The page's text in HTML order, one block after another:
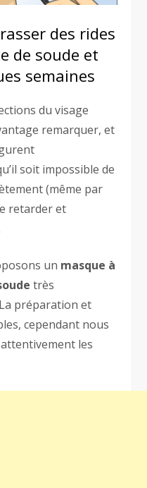
des rides
de soude et
semaines
du visage
remarquer, et
soit impossible de
(même par
retarder et
un masque à
très
préparation et
cependant nous
les